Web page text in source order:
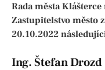
Rada města
Zastupitelstvo město
20.10.2022
Ing. Štefan Drozd